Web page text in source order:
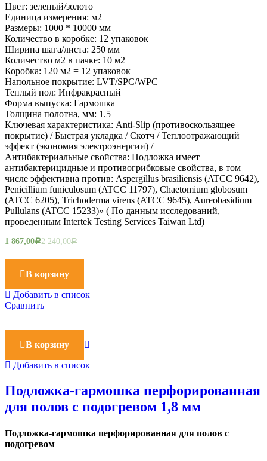
Цвет: зеленый/золото
Единица измерения: м2
Размеры: 1000 * 10000 мм
Количество в коробке: 12 упаковок
Ширина шага/листа: 250 мм
Количество м2 в пачке: 10 м2
Коробка: 120 м2 = 12 упаковок
Напольное покрытие: LVT/SPC/WPC
Теплый пол: Инфракрасный
Форма выпуска: Гармошка
Толщина полотна, мм: 1.5
Ключевая характеристика: Anti-Slip (противоскользящее
покрытие) / Быстрая укладка / Скотч / Теплоотражающий
эффект (экономия электроэнергии) /
Антибактериальные свойства: Подложка имеет
антибактерицидные и противогрибковые свойства, в том
числе эффективна против: Aspergillus brasiliensis (ATCC 9642),
Penicillium funiculosum (ATCC 11797), Chaetomium globosum
(ATCC 6205), Trichoderma virens (ATCC 9645), Aureobasidium
Pullulans (ATCC 15233)» ( По данным исследований,
проведенным Intertek Testing Services Taiwan Ltd)
1 867,00Р2 240,00Р
В корзину
Добавить в список
Сравнить
В корзину
Добавить в список
Подложка-гармошка перфорированная
для полов с подогревом 1,8 мм
Подложка-гармошка перфорированная для полов с
подогревом